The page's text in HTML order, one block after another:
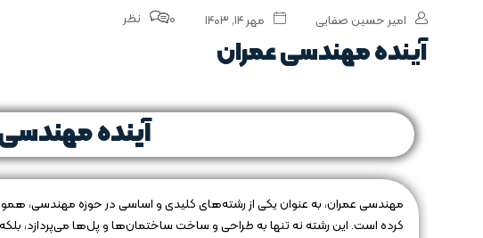
امیر حسین صفایی مهر ۱۴, ۱۴۰۳ 0 نظر
آینده مهندسی عمران
آینده
مهندسی عمران، به عنوان یکی از رشته‌های کلیدی و اساسی در حوزه مهندسی،
کرده است. این رشته نه تنها به طراحی و ساخت ساختمان‌ها و پل‌ها می‌پردازد،